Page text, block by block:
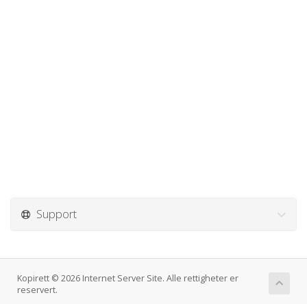
Support
Kopirett © 2026 Internet Server Site. Alle rettigheter er
reservert.